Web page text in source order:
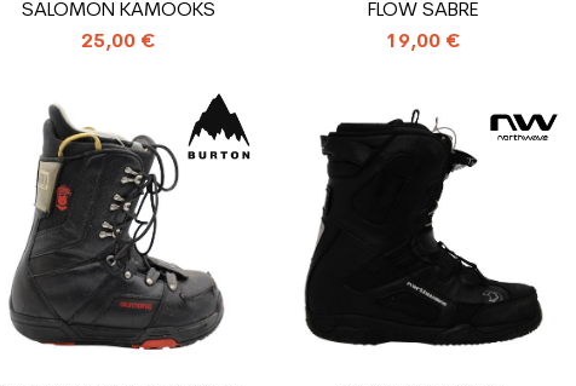
SALOMON KAMOOKS
25,00 €
FLOW SABRE
19,00 €